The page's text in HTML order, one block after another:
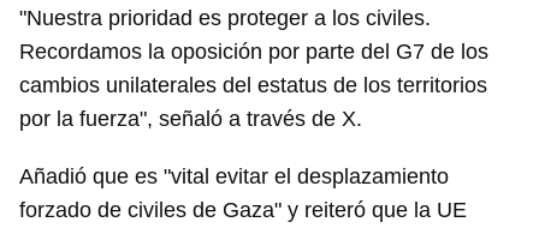
"Nuestra prioridad es proteger a los civiles.
Recordamos la oposición por parte del G7 de los
cambios unilaterales del estatus de los territorios
por la fuerza", señaló a través de X.
Añadió que es "vital evitar el desplazamiento
forzado de civiles de Gaza" y reiteró que la UE